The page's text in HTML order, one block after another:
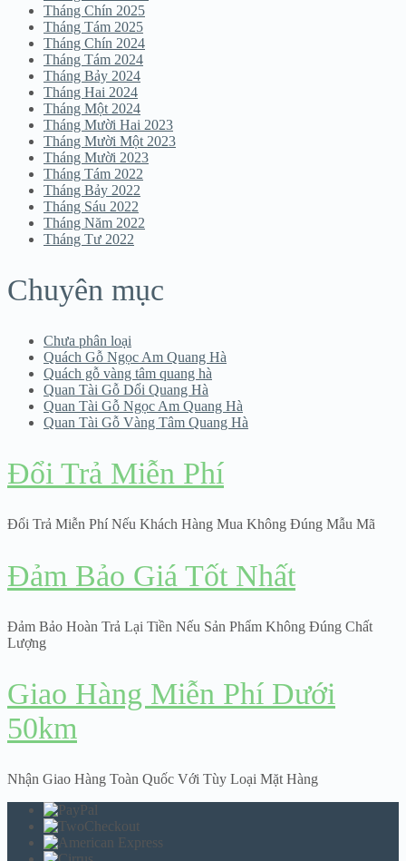
Tháng Chín 2025
Tháng Tám 2025
Tháng Chín 2024
Tháng Tám 2024
Tháng Bảy 2024
Tháng Hai 2024
Tháng Một 2024
Tháng Mười Hai 2023
Tháng Mười Một 2023
Tháng Mười 2023
Tháng Tám 2022
Tháng Bảy 2022
Tháng Sáu 2022
Tháng Năm 2022
Tháng Tư 2022
Chuyên mục
Chưa phân loại
Quách Gỗ Ngọc Am Quang Hà
Quách gỗ vàng tâm quang hà
Quan Tài Gỗ Dổi Quang Hà
Quan Tài Gỗ Ngọc Am Quang Hà
Quan Tài Gỗ Vàng Tâm Quang Hà
Đổi Trả Miễn Phí
Đổi Trả Miễn Phí Nếu Khách Hàng Mua Không Đúng Mẫu Mã
Đảm Bảo Giá Tốt Nhất
Đảm Bảo Hoàn Trả Lại Tiền Nếu Sản Phẩm Không Đúng Chất
Lượng
Giao Hàng Miễn Phí Dưới
50km
Nhận Giao Hàng Toàn Quốc Với Tùy Loại Mặt Hàng